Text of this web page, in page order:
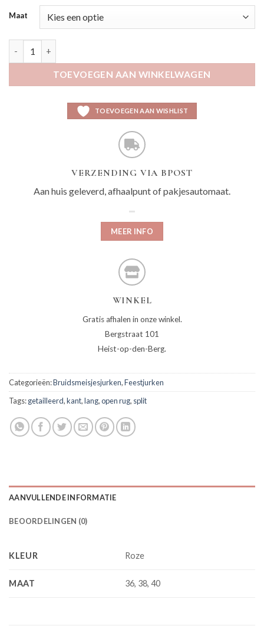
Maat
TOEVOEGEN AAN WINKELWAGEN
TOEVOEGEN AAN WISHLIST
VERZENDING VIA BPOST
Aan huis geleverd, afhaalpunt of pakjesautomaat.
MEER INFO
WINKEL
Gratis afhalen in onze winkel.
Bergstraat 101
Heist-op-den-Berg.
Categorieën:Bruidsmeisjesjurken,Feestjurken
Tags:getailleerd,kant,lang,open rug, split
AANVULLENDE INFORMATIE
BEOORDELINGEN (0)
KLEUR Roze
MAAT 36, 38, 40